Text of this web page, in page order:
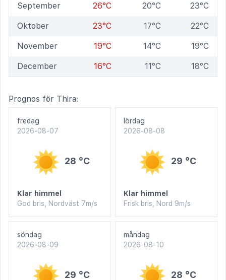
September 26°C 20°C 23°C
Oktober 23°C 17°C 22°C
November 19°C 14°C 19°C
December 16°C 11°C 18°C
Prognos för Thira:
fredag
2026-08-07
28 °C
Klar himmel
God bris, Nordväst 7m/s
lördag
2026-08-08
29 °C
Klar himmel
Frisk bris, Nord 9m/s
söndag
2026-08-09
29 °C
måndag
2026-08-10
28 °C